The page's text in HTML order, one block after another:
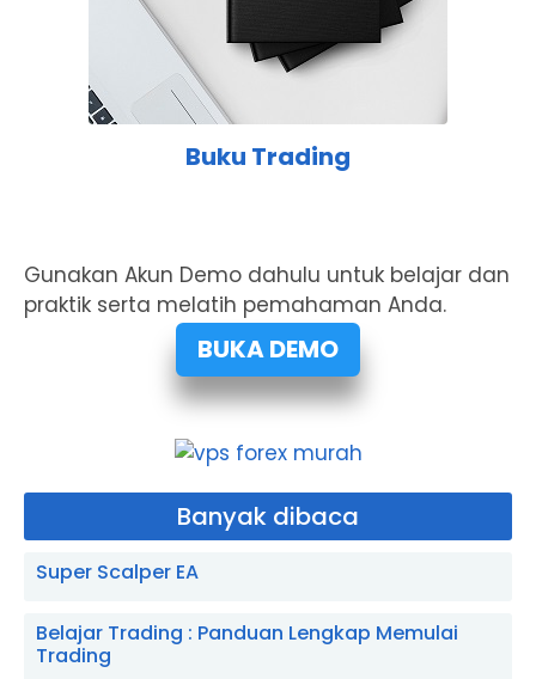
Buku Trading
Gunakan Akun Demo dahulu untuk belajar dan
praktik serta melatih pemahaman Anda.
BUKA DEMO
Banyak dibaca
Super Scalper EA
Belajar Trading : Panduan Lengkap Memulai
Trading